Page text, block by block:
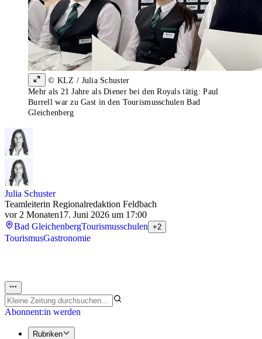
© KLZ / Julia Schuster
Mehr als 21 Jahre als Diener bei den Royals tätig: Paul
Burrell war zu Gast in den Tourismusschulen Bad
Gleichenberg
Julia Schuster
Teamleiterin Regionalredaktion Feldbach
vor 2 Monaten17. Juni 2026 um 17:00
Bad GleichenbergTourismusschulen +2
TourismusGastronomie
Abonnent:in werden
Rubriken